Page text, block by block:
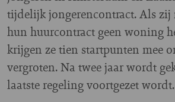
tijdelijk jongerencontract. Als zij
hun huurcontract geen woning
krijgen ze tien startpunten mee
vergroten. Na twee jaar wordt
laatste regeling voortgezet wordt.